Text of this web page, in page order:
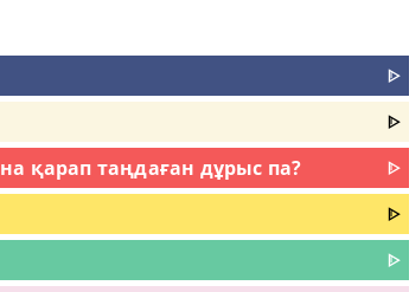
ᐈ
ᐈ
қарап таңдаған дұрыс па?
ᐈ
ᐈ
ᐈ